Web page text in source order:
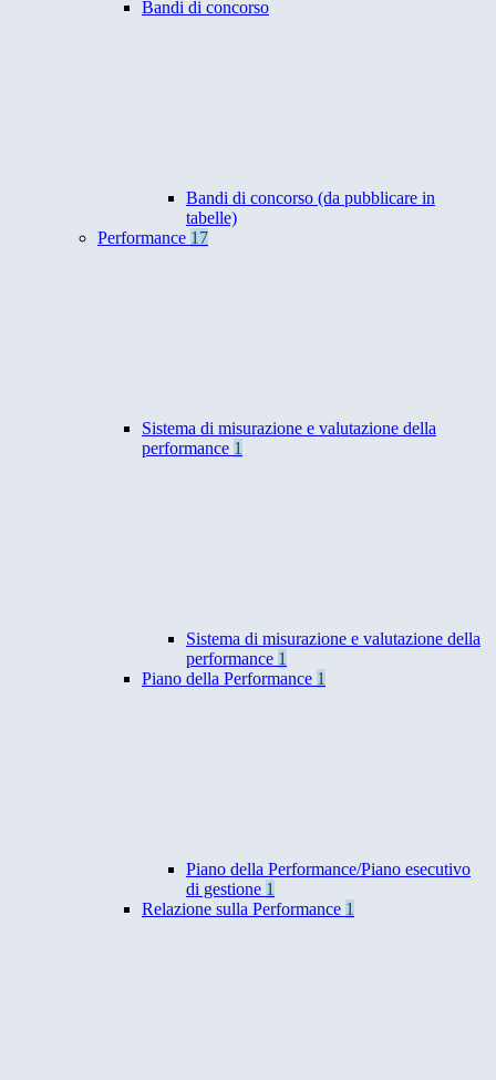
Bandi di concorso
Bandi di concorso (da pubblicare in
tabelle)
Performance 17
Sistema di misurazione e valutazione della
performance 1
Sistema di misurazione e valutazione della
performance 1
Piano della Performance 1
Piano della Performance/Piano esecutivo
di gestione 1
Relazione sulla Performance 1